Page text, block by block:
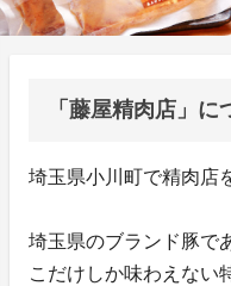
「藤屋精肉店」に
埼玉県小川町で精肉店
埼玉県のブランド豚で
こだけしか味わえない